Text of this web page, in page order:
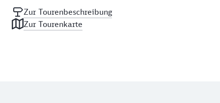
Zur Tourenbeschreibung
Zur Tourenkarte